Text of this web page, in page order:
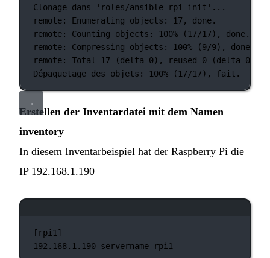
Clonage dans
'roles/ansible-rpi-init'...
remote:
Enumerating objects: 17,
done.
remote:
Counting objects: 100% (17/17), done.
remote:
Compressing objects: 100% (9/9), done.
remote:
Total 17 (delta 0), reused 0 (delta 0
Dépaquetage des objets: 100% (17/17), fait.
Erstellen der Inventardatei mit dem Namen
inventory
In diesem Inventarbeispiel hat der Raspberry Pi die
IP 192.168.1.190
[rpi1]
192.168.1.190 servername=rpi1